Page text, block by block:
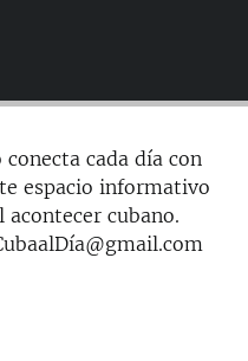
CUBA
cada día con
espacio informativo
acontecer cubano.